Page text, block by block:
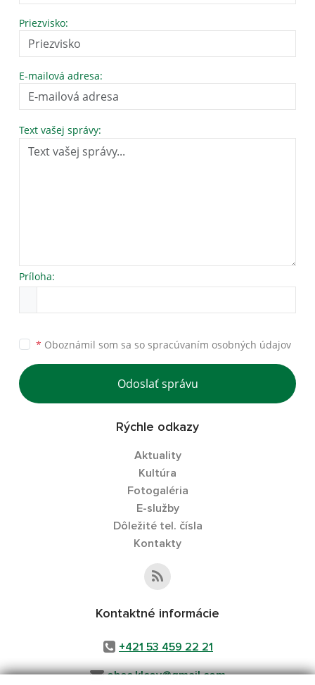
Priezvisko:
E-mailová adresa:
Text vašej správy:
Príloha:
* Oboznámil som sa so spracúvaním osobných údajov
Odoslať správu
Rýchle odkazy
Aktuality
Kultúra
Fotogaléria
E-služby
Dôležité tel. čísla
Kontakty
Kontaktné informácie
+421 53 459 22 21
obec.klcov@gmail.com